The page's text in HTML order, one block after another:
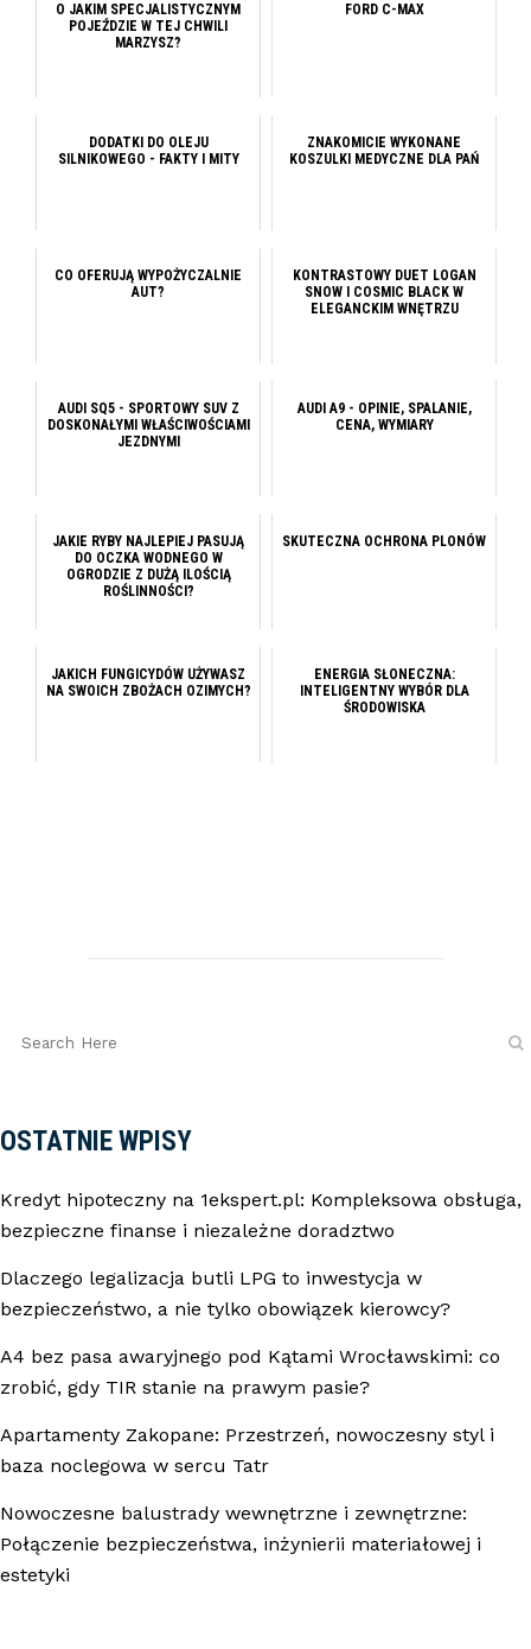
O JAKIM SPECJALISTYCZNYM
POJEŹDZIE W TEJ CHWILI
MARZYSZ?
FORD C-MAX
DODATKI DO OLEJU
SILNIKOWEGO - FAKTY I MITY
ZNAKOMICIE WYKONANE
KOSZULKI MEDYCZNE DLA PAŃ
CO OFERUJĄ WYPOŻYCZALNIE
AUT?
KONTRASTOWY DUET LOGAN
SNOW I COSMIC BLACK W
ELEGANCKIM WNĘTRZU
AUDI SQ5 - SPORTOWY SUV Z
DOSKONAŁYMI WŁAŚCIWOŚCIAMI
JEZDNYMI
AUDI A9 - OPINIE, SPALANIE,
CENA, WYMIARY
JAKIE RYBY NAJLEPIEJ PASUJĄ
DO OCZKA WODNEGO W
OGRODZIE Z DUŻĄ ILOŚCIĄ
ROŚLINNOŚCI?
SKUTECZNA OCHRONA PLONÓW
JAKICH FUNGICYDÓW UŻYWASZ
NA SWOICH ZBOŻACH OZIMYCH?
ENERGIA SŁONECZNA:
INTELIGENTNY WYBÓR DLA
ŚRODOWISKA
OSTATNIE WPISY
Kredyt hipoteczny na 1ekspert.pl: Kompleksowa obsługa,
bezpieczne finanse i niezależne doradztwo
Dlaczego legalizacja butli LPG to inwestycja w
bezpieczeństwo, a nie tylko obowiązek kierowcy?
A4 bez pasa awaryjnego pod Kątami Wrocławskimi: co
zrobić, gdy TIR stanie na prawym pasie?
Apartamenty Zakopane: Przestrzeń, nowoczesny styl i
baza noclegowa w sercu Tatr
Nowoczesne balustrady wewnętrzne i zewnętrzne:
Połączenie bezpieczeństwa, inżynierii materiałowej i
estetyki